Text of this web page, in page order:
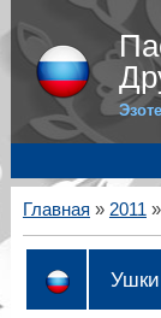
Главная » 2011 »